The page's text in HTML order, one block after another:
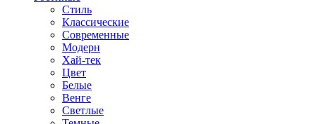
Стиль
Классические
Современные
Модерн
Хай-тек
Цвет
Белые
Венге
Светлые